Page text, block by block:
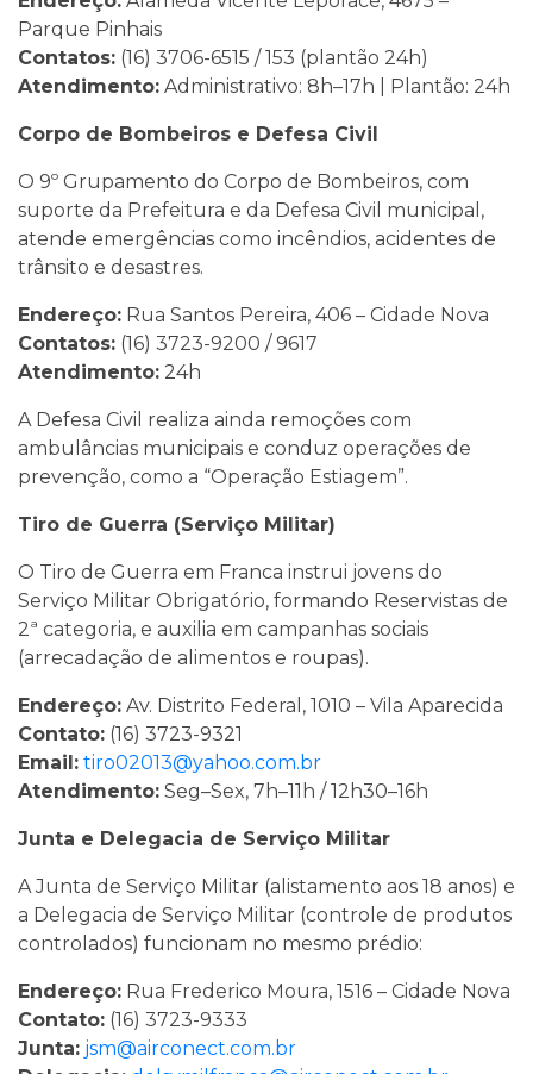
Parque Pinhais
Contatos: (16) 3706-6515 / 153 (plantão 24h)
Atendimento: Administrativo: 8h–17h | Plantão: 24h
Corpo de Bombeiros e Defesa Civil
O 9º Grupamento do Corpo de Bombeiros, com
suporte da Prefeitura e da Defesa Civil municipal,
atende emergências como incêndios, acidentes de
trânsito e desastres.
Endereço: Rua Santos Pereira, 406 – Cidade Nova
Contatos: (16) 3723-9200 / 9617
Atendimento: 24h
A Defesa Civil realiza ainda remoções com
ambulâncias municipais e conduz operações de
prevenção, como a “Operação Estiagem”.
Tiro de Guerra (Serviço Militar)
O Tiro de Guerra em Franca instrui jovens do
Serviço Militar Obrigatório, formando Reservistas de
2ª categoria, e auxilia em campanhas sociais
(arrecadação de alimentos e roupas).
Endereço: Av. Distrito Federal, 1010 – Vila Aparecida
Contato: (16) 3723-9321
Email: tiro02013@yahoo.com.br
Atendimento: Seg–Sex, 7h–11h / 12h30–16h
Junta e Delegacia de Serviço Militar
A Junta de Serviço Militar (alistamento aos 18 anos) e
a Delegacia de Serviço Militar (controle de produtos
controlados) funcionam no mesmo prédio:
Endereço: Rua Frederico Moura, 1516 – Cidade Nova
Contato: (16) 3723-9333
Junta: jsm@airconect.com.br